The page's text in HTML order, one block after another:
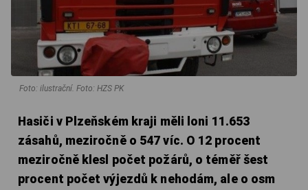
Foto: ilustrační. Foto: HZS PK
Hasiči v Plzeňském kraji měli loni 11.653
zásahů, meziročně o 547 víc. O 12 procent
meziročně klesl počet požárů, o téměř šest
procent počet výjezdů k nehodám, ale o osm